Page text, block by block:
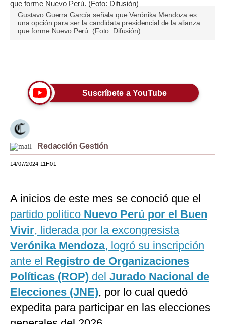
Pregunta de hoy
Lujo
Moda
Estilos
Mundo
México
España
Internacional
Tecnología
Club del Suscriptor
Mix
Gustavo Guerra García señala que Verónika Mendoza es
una opción para ser la candidata presidencial de la alianza
que forme Nuevo Perú. (Foto: Difusión)
Suscríbete a YouTube
Redacción Gestión
14/07/2024 11H01
A inicios de este mes se conoció que el
partido político Nuevo Perú por el Buen
Vivir, liderada por la excongresista
Verónika Mendoza, logró su inscripción
ante el Registro de Organizaciones
Políticas (ROP) del Jurado Nacional de
Elecciones (JNE), por lo cual quedó
expedita para participar en las elecciones